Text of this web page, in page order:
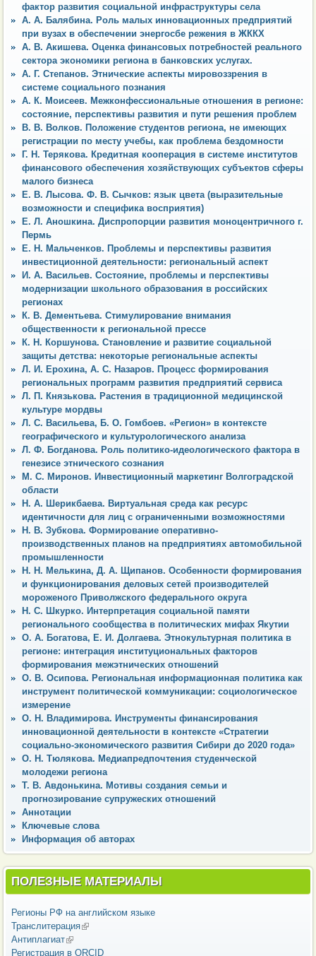
фактор развития социальной инфраструктуры села
А. А. Балябина. Роль малых инновационных предприятий
при вузах в обеспечении энергосбе режения в ЖККХ
А. В. Акишева. Оценка финансовых потребностей реального
сектора экономики региона в банковских услугах.
А. Г. Степанов. Этнические аспекты мировоззрения в
системе социального познания
А. К. Моисеев. Межконфессиональные отношения в регионе:
состояние, перспективы развития и пути решения проблем
В. В. Волков. Положение студентов региона, не имеющих
регистрации по месту учебы, как проблема бездомности
Г. Н. Терякова. Кредитная кооперация в системе институтов
финансового обеспечения хозяйствующих субъектов сферы
малого бизнеса
Е. В. Лысова. Ф. В. Сычков: язык цвета (выразительные
возможности и специфика восприятия)
Е. Л. Аношкина. Диспропорции развития моноцентричного г.
Пермь
Е. Н. Мальченков. Проблемы и перспективы развития
инвестиционной деятельности: региональный аспект
И. А. Васильев. Состояние, проблемы и перспективы
модернизации школьного образования в российских
регионах
К. В. Дементьева. Стимулирование внимания
общественности к региональной прессе
К. Н. Коршунова. Становление и развитие социальной
защиты детства: некоторые региональные аспекты
Л. И. Ерохина, А. С. Назаров. Процесс формирования
региональных программ развития предприятий сервиса
Л. П. Князькова. Растения в традиционной медицинской
культуре мордвы
Л. С. Васильева, Б. О. Гомбоев. «Регион» в контексте
географического и культурологического анализа
Л. Ф. Богданова. Роль политико-идеологического фактора в
генезисе этнического сознания
М. С. Миронов. Инвестиционный маркетинг Волгоградской
области
Н. А. Шерикбаева. Виртуальная среда как ресурс
идентичности для лиц с ограниченными возможностями
Н. В. Зубкова. Формирование оперативно-
производственных планов на предприятиях автомобильной
промышленности
Н. Н. Мелькина, Д. А. Щипанов. Особенности формирования
и функционирования деловых сетей производителей
мороженого Приволжского федерального округа
Н. С. Шкурко. Интерпретация социальной памяти
регионального сообщества в политических мифах Якутии
О. А. Богатова, Е. И. Долгаева. Этнокультурная политика в
регионе: интеграция институциональных факторов
формирования межэтнических отношений
О. В. Осипова. Региональная информационная политика как
инструмент политической коммуникации: социологическое
измерение
О. Н. Владимирова. Инструменты финансирования
инновационной деятельности в контексте «Стратегии
социально-экономического развития Сибири до 2020 года»
О. Н. Тюлякова. Медиапредпочтения студенческой
молодежи региона
Т. В. Авдонькина. Мотивы создания семьи и
прогнозирование супружеских отношений
Аннотации
Ключевые слова
Информация об авторах
ПОЛЕЗНЫЕ МАТЕРИАЛЫ
Регионы РФ на английском языке
Транслитерация(внешняя ссылка)
Антиплагиат(внешняя ссылка)
Регистрация в ORCID